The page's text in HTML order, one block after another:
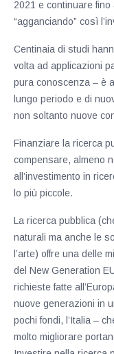
2021 e continuare fino
“agganciando” così
Centinaia di studi
volta ad applicazioni
pura conoscenza – è
lungo periodo e di
non soltanto nuove
Finanziare la ricerca
compensare, almeno
all’investimento in
lo più piccole.
La ricerca pubblica
naturali ma anche le
l’arte) offre una delle
del New Generation
richieste fatte
nuove generazioni in
pochi fondi, l’Italia –
molto migliorare